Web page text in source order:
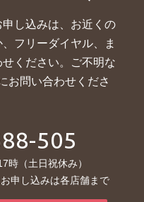
し込みは、お近くの
フリーダイヤル、ま
ください。ご不明な
お問い合わせくださ
505
時（土日祝休み）
申し込みは各店舗まで